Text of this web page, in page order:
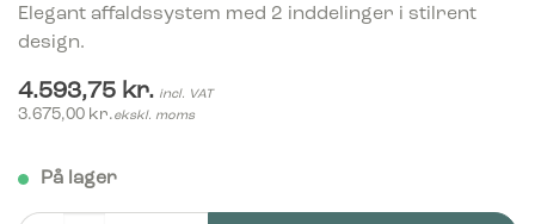
Elegant affaldssystem med 2 inddelinger i stilrent
design.
4.593,75 kr. incl. VAT
3.675,00 kr.ekskl. moms
På lager